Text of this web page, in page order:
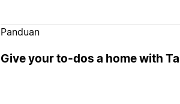
Panduan
Give your to-dos a home with